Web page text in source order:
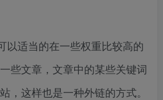
以适当的在一些权重比较高的
些文章，文章中的某些关键词
，这样也是一种外链的方式。